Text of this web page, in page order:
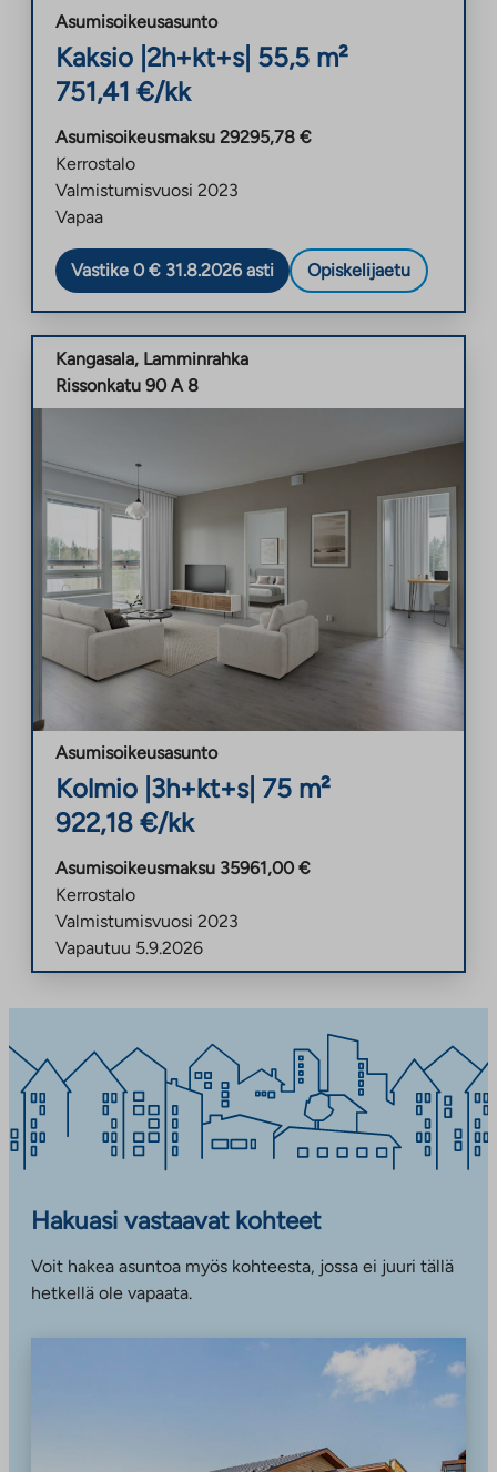
Asumisoikeusasunto
Kaksio 2h+kt+s| 55,5 m²
751,41 €/kk
Asumisoikeusmaksu 29295,78 €
Kerrostalo
Valmistumisvuosi 2023
Vapaa
Vastike 0 € 31.8.2026 asti Opiskelijaetu
Kangasala, Lamminrahka
Rissonkatu 90 A 8
Asumisoikeusasunto
Kolmio 3h+kt+s| 75 m²
922,18 €/kk
Asumisoikeusmaksu 35961,00 €
Kerrostalo
Valmistumisvuosi 2023
Vapautuu 5.9.2026
Hakuasi vastaavat kohteet
Voit hakea asuntoa myös kohteesta, jossa ei juuri tällä
hetkellä ole vapaata.